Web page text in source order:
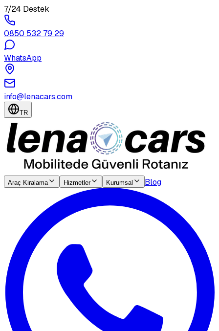
7/24 Destek
0850 532 79 29
WhatsApp
info@lenacars.com
TR
Araç Kiralama Hizmetler Kurumsal Blog